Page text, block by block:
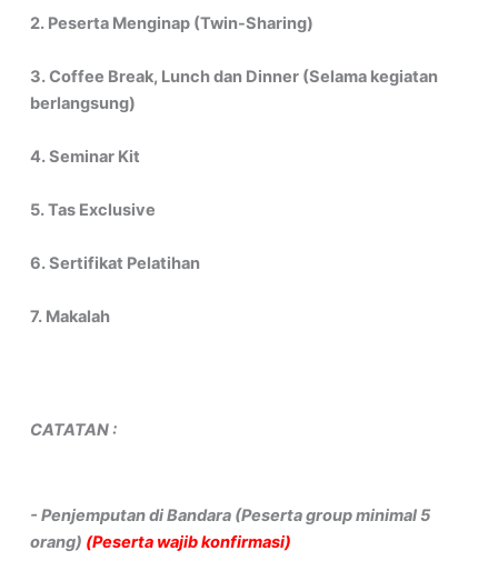
2. Peserta Menginap (Twin-Sharing)
3. Coffee Break, Lunch dan Dinner (Selama kegiatan
berlangsung)
4. Seminar Kit
5. Tas Exclusive
6. Sertifikat Pelatihan
7. Makalah
CATATAN :
- Penjemputan di Bandara (Peserta group minimal 5
orang) (Peserta wajib konfirmasi)